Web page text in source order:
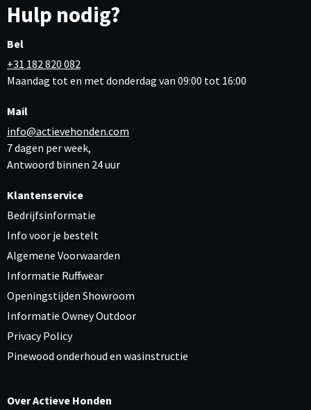
Hulp nodig?
Bel
+31 182 820 082
Maandag tot en met donderdag van 09:00 tot 16:00
Mail
info@actievehonden.com
7 dagen per week,
Antwoord binnen 24 uur
Klantenservice
Bedrijfsinformatie
Info voor je bestelt
Algemene Voorwaarden
Informatie Ruffwear
Openingstijden Showroom
Informatie Owney Outdoor
Privacy Policy
Pinewood onderhoud en wasinstructie
Over Actieve Honden